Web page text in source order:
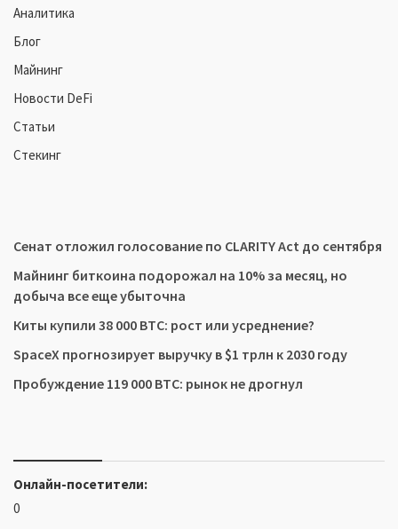
Аналитика
Блог
Майнинг
Новости DeFi
Статьи
Стекинг
Сенат отложил голосование по CLARITY Act до сентября
Майнинг биткоина подорожал на 10% за месяц, но
добыча все еще убыточна
Киты купили 38 000 BTC: рост или усреднение?
SpaceX прогнозирует выручку в $1 трлн к 2030 году
Пробуждение 119 000 BTC: рынок не дрогнул
Онлайн-посетители:
0